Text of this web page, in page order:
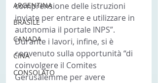
ARGENTINA
BRASILE
CANADA
CINA
CONSOLATO
comprensione delle istruzioni
inviate per entrare e utilizzare in
autonomia il portale INPS”.
Durante i lavori, infine, si è
convenuto sulla opportunità “di
coinvolgere il Comites
Gerusalemme per avere